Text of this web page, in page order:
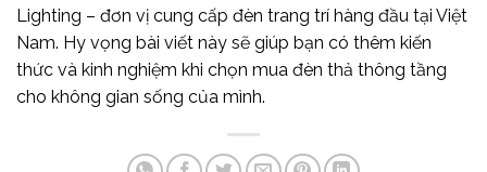
Lighting – đơn vị cung cấp đèn trang trí hàng đầu tại Việt
Nam. Hy vọng bài viết này sẽ giúp bạn có thêm kiến
thức và kinh nghiệm khi chọn mua đèn thả thông tầng
cho không gian sống của mình.